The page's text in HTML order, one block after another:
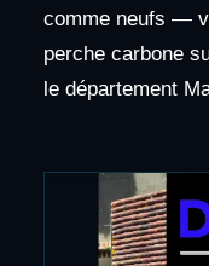
comme neufs —
perche carbone
le département